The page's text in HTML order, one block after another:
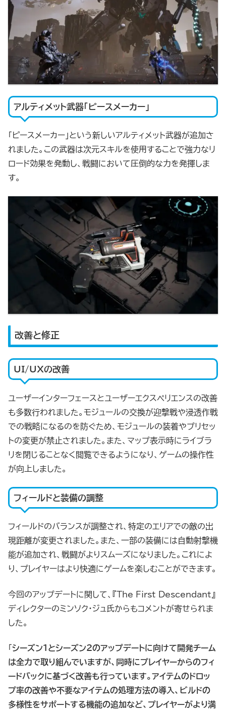
アルティメット武器「ピースメーカー」
「ピースメーカー」という新しいアルティメット武器が追加さ
れました。この武器は次元スキルを使用することで強力なリ
ロード効果を発動し、戦闘において圧倒的な力を発揮しま
す。
改善と修正
UI/UXの改善
ユーザーインターフェースとユーザーエクスペリエンスの改善
も多数行われました。モジュールの交換が迎撃戦や浸透作戦
での戦略になるのを防ぐため、モジュールの装着やプリセッ
トの変更が禁止されました。また、マップ表示時にライブラ
リを閉じることなく閲覧できるようになり、ゲームの操作性
が向上しました。
フィールドと装備の調整
フィールドのバランスが調整され、特定のエリアでの敵の出
現距離が変更されました。また、一部の装備には自動射撃機
能が追加され、戦闘がよりスムーズになりました。これによ
り、プレイヤーはより快適にゲームを楽しむことができます。
今回のアップデートに関して、『The First Descendant』
ディレクターのミンソク・ジュ氏からもコメントが寄せられま
した。
「 シーズン1とシーズン2のアップデートに向けて開発チーム
は全力で取り組んでいますが、同時にプレイヤーからのフィ
ードバックに基づく改善も行っています。アイテムのドロッ
プ率の改善や不要なアイテムの処理方法の導入、ビルドの
多様性をサポートする機能の追加など、プレイヤーがより満